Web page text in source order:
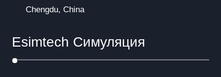
Chengdu, China
Esimtech Симуляция